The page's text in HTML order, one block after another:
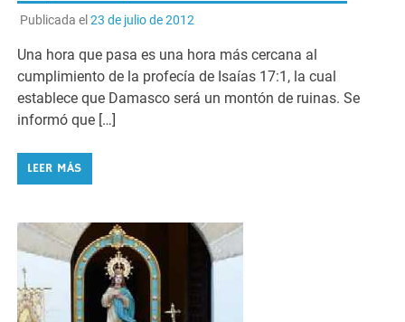
Publicada el23 de julio de 2012
Una hora que pasa es una hora más cercana al
cumplimiento de la profecía de Isaías 17:1, la cual
establece que Damasco será un montón de ruinas. Se
informó que […]
LEER MÁS